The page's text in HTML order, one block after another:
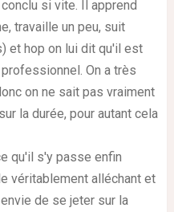
si vite. Il apprend
travaille un peu, suit
et hop on lui dit qu'il est
On a très
on ne sait pas vraiment
la durée, pour autant cela
qu'il s'y passe enfin
véritablement alléchant et
de se jeter sur la